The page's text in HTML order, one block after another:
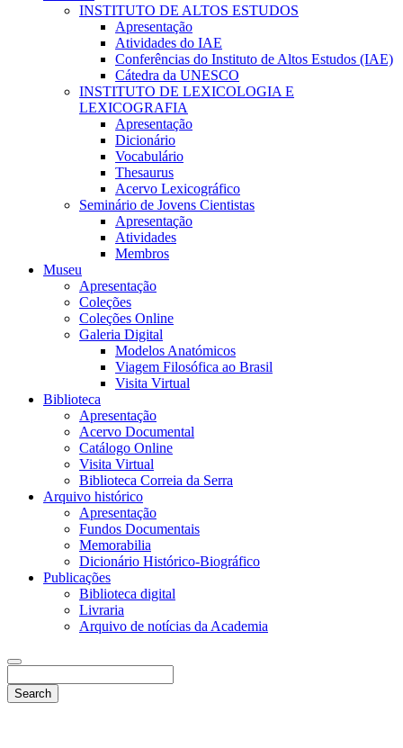
INSTITUTO DE ALTOS ESTUDOS
Apresentação
Atividades do IAE
Conferências do Instituto de Altos Estudos (IAE)
Cátedra da UNESCO
INSTITUTO DE LEXICOLOGIA E
LEXICOGRAFIA
Apresentação
Dicionário
Vocabulário
Thesaurus
Acervo Lexicográfico
Seminário de Jovens Cientistas
Apresentação
Atividades
Membros
Museu
Apresentação
Coleções
Coleções Online
Galeria Digital
Modelos Anatómicos
Viagem Filosófica ao Brasil
Visita Virtual
Biblioteca
Apresentação
Acervo Documental
Catálogo Online
Visita Virtual
Biblioteca Correia da Serra
Arquivo histórico
Apresentação
Fundos Documentais
Memorabilia
Dicionário Histórico-Biográfico
Publicações
Biblioteca digital
Livraria
Arquivo de notícias da Academia